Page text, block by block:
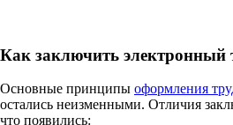
Как заключить электронный
Основные принципы оформления
остались неизменными. Отличия
что появились: